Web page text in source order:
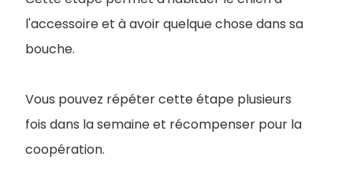
l'accessoire et à avoir quelque chose dans sa
bouche.
Vous pouvez répéter cette étape plusieurs
fois dans la semaine et récompenser pour la
coopération.